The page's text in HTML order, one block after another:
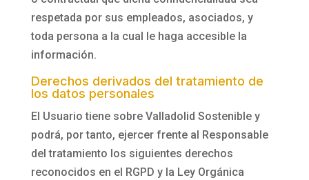
respetada por sus empleados, asociados, y
toda persona a la cual le haga accesible la
información.
Derechos derivados del tratamiento de
los datos personales
El Usuario tiene sobre Valladolid Sostenibley
podrá, por tanto, ejercer frente al Responsable
del tratamiento los siguientes derechos
reconocidos en el RGPD y la Ley Orgánica